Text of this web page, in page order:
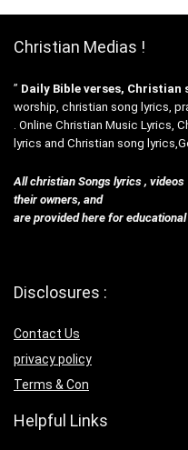
Christian Medias !
” Daily Bible verses, Christian
worship, christian song lyrics,
. Online Christian Music Lyrics,
lyrics and Christian song
All christian Songs lyrics ,
their owners, and
are provided here for
Disclosures :
Contact Us
privacy policy
Terms & Con
Helpful Links